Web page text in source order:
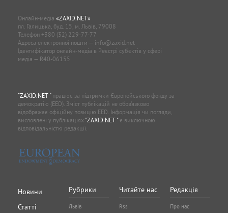
Онлайн-медіа «ZAXID.NET»
пл. Галицька, буд. 15, м. Львів, 79008
Телефон +380 (32) 229-77-77
Адреса електронної пошти — info@zaxid.net
Ідентифікатор онлайн-медіа в Реєстрі суб'єктів у сфері
медіа — R40-06155
"ZAXID.NET "працює за підтримки Європейського фонду за
демократію (EED). Зміст публікацій не обов’язково
відображає офіційну позицію EED. Інформація чи погляди,
висловлені у публікаціях "ZAXID.NET "є виключною
відповідальністю редакції.
Новини
Статті
Рубрики
Львів
Читайте нас
Rss
Редакція
Про нас